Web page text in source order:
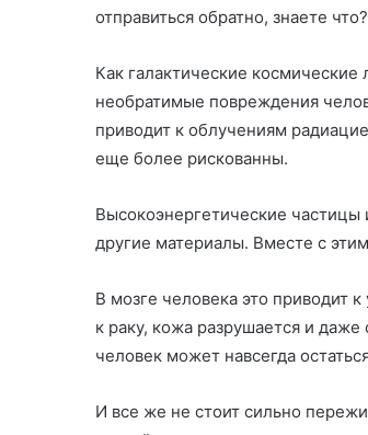
отправиться обратно, знаете
Как галактические
необратимые повреждения
приводит к облучениям
еще более рискованны.
Высокоэнергетические частицы
другие материалы. Вместе с
В мозге человека это приводит
к раку, кожа разрушается и
человек может навсегда
И все же не стоит сильно